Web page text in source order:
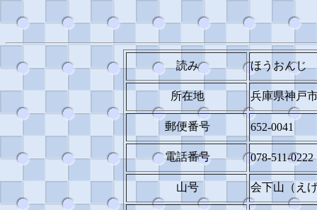
読み ほうおんじ
所在地 兵庫県神戸
郵便番号 652-0041
電話番号 078-511-0222
山号 会下山（え